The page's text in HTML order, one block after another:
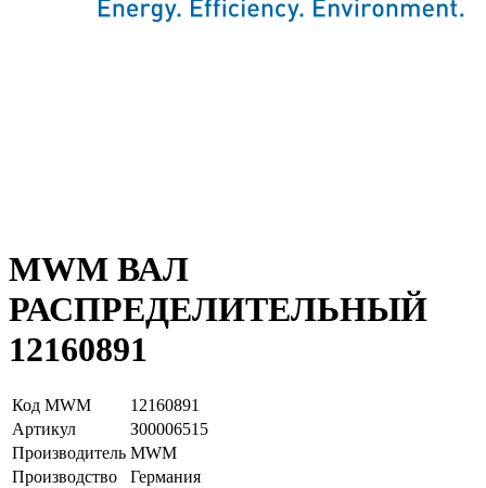
MWM ВАЛ
РАСПРЕДЕЛИТЕЛЬНЫЙ
12160891
Код MWM
12160891
Артикул
З00006515
Производитель MWM
Производство
Германия